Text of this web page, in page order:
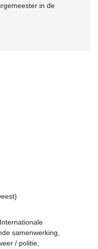
in de
samenwerking,
/ politie,